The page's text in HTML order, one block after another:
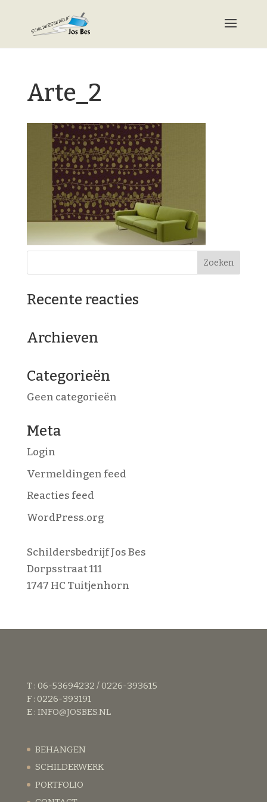
Arte_2
Recente reacties
Archieven
Categorieën
Geen categorieën
Meta
Login
Vermeldingen feed
Reacties feed
WordPress.org
Schildersbedrijf Jos Bes
Dorpsstraat 111
1747 HC Tuitjenhorn
T : 06-53694232 / 0226-393615
F : 0226-393191
E : INFO@JOSBES.NL
BEHANGEN
SCHILDERWERK
PORTFOLIO